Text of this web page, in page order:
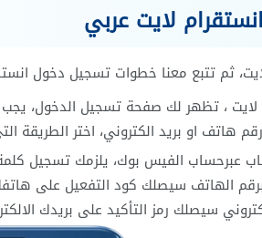
لايت عربي
ثم تتبع معنا خطوات تسجيل دخول
لايت ، تظهر لك صفحة تسجيل الدخول،
هاتف او بريد الكتروني، اختر الطريقة
عبرحساب الفيس بوك، يلزمك تسجيل
الهاتف سيصلك كود التفعيل على
سيصلك رمز التأكيد على بريدك